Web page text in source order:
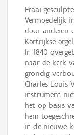
Fraai
Vermoedelijk
door anderen
Kortrijkse
In 1840
naar de kerk
grondig
Charles Louis
instrument
het op basis
hem
in de nieuwe